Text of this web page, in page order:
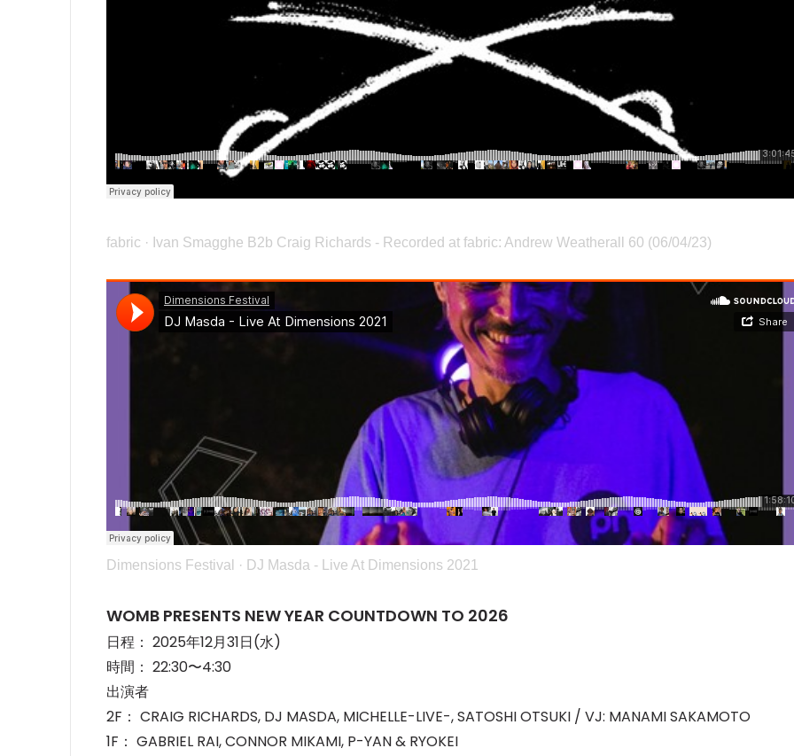
fabric · Ivan Smagghe B2b Craig Richards - Recorded at fabric: Andrew Weatherall 60 (06/04/23)
Dimensions Festival · DJ Masda - Live At Dimensions 2021
WOMB PRESENTS NEW YEAR COUNTDOWN TO 2026
日程： 2025年12月31日(水)
時間： 22:30〜4:30
出演者
2F： CRAIG RICHARDS, DJ MASDA, MICHELLE-LIVE-, SATOSHI OTSUKI / VJ: MANAMI SAKAMOTO
1F： GABRIEL RAI, CONNOR MIKAMI, P-YAN & RYOKEI